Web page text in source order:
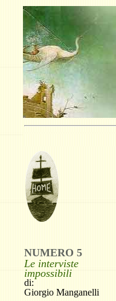
NUMERO 5
Le interviste
impossibili
di:
Giorgio Manganelli